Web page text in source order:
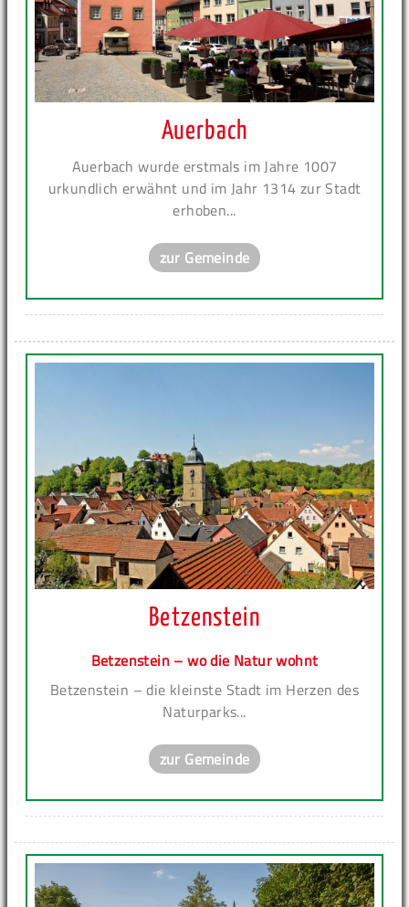
Auerbach
Auerbach wurde erstmals im Jahre 1007
urkundlich erwähnt und im Jahr 1314 zur Stadt
erhoben...
zur Gemeinde
Betzenstein
Betzenstein – wo die Natur wohnt
Betzenstein – die kleinste Stadt im Herzen des
Naturparks...
zur Gemeinde